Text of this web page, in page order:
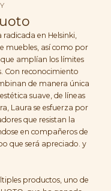
en Helsinki,
muebles, así como por
amplían los límites
Con reconocimiento
de manera única
suave, de líneas
Laura se esfuerza por
que resistan la
en compañeros de
que será apreciado. y
productos, uno de